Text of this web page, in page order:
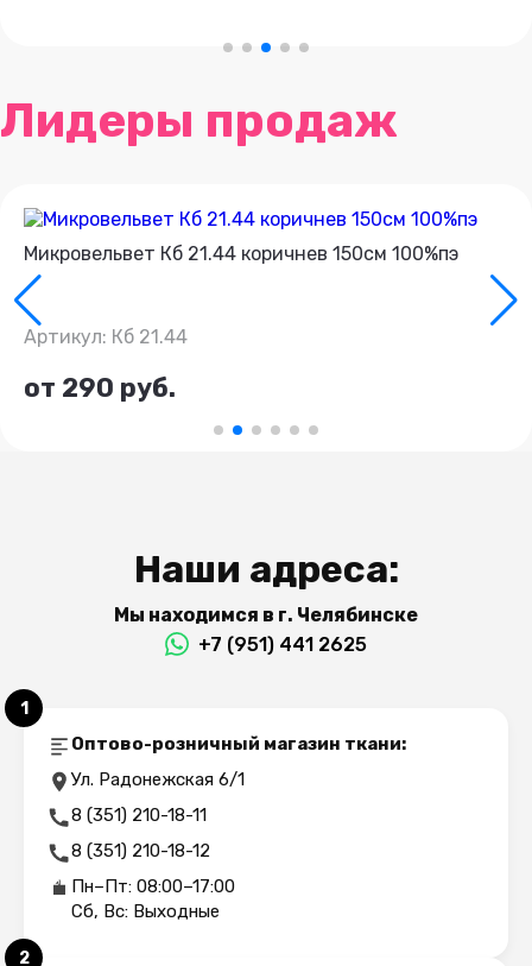
Лидеры продаж
Микровельвет Кб 21.44 коричнев 150см 100%пэ
Артикул: Кб 21.44
от 290 руб.
Наши адреса:
Мы находимся в г. Челябинске
+7 (951) 441 2625
1
Оптово-розничный магазин ткани:
Ул. Радонежская 6/1
8 (351) 210-18-11
8 (351) 210-18-12
Пн–Пт: 08:00–17:00
Сб, Вс: Выходные
2